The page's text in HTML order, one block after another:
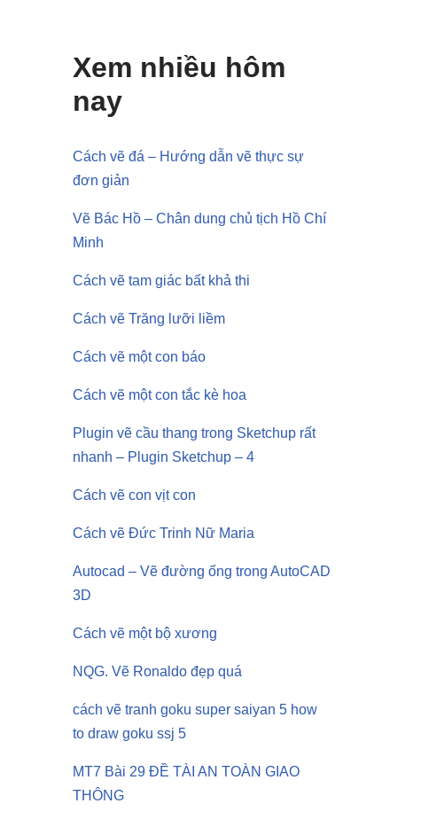
Xem nhiều hôm
nay
Cách vẽ đá – Hướng dẫn vẽ thực sự
đơn giản
Vẽ Bác Hồ – Chân dung chủ tịch Hồ Chí
Minh
Cách vẽ tam giác bất khả thi
Cách vẽ Trăng lưỡi liềm
Cách vẽ một con báo
Cách vẽ một con tắc kè hoa
Plugin vẽ cầu thang trong Sketchup rất
nhanh – Plugin Sketchup – 4
Cách vẽ con vịt con
Cách vẽ Đức Trinh Nữ Maria
Autocad – Vẽ đường ống trong AutoCAD
3D
Cách vẽ một bộ xương
NQG. Vẽ Ronaldo đẹp quá
cách vẽ tranh goku super saiyan 5 how
to draw goku ssj 5
MT7 Bài 29 ĐỀ TÀI AN TOÀN GIAO
THÔNG